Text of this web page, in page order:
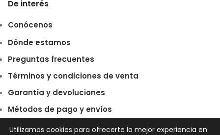
De interés
Conócenos
Dónde estamos
Preguntas frecuentes
Términos y condiciones de venta
Garantía y devoluciones
Métodos de pago y envíos
Política de privacidad
Utilizamos cookies para ofrecerte la mejor experiencia en